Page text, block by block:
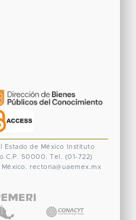
Estado de México
Instituto
C.P. 50000. Tel. (01-722)
rectoria@uaemex.mx